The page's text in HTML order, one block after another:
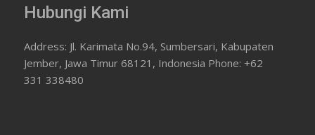
Hubungi Kami
Address: Jl. Karimata No.94, Sumbersari, Kabupaten
Jember, Jawa Timur 68121, Indonesia Phone: +62
331 338480